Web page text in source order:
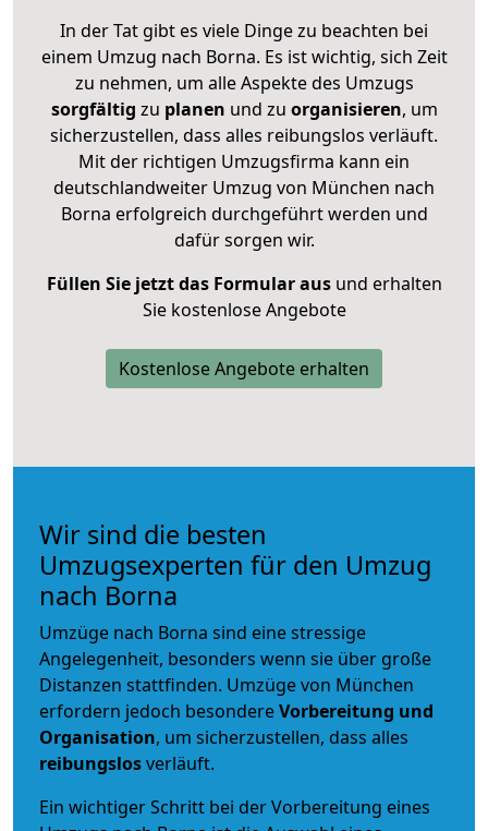
In der Tat gibt es viele Dinge zu beachten bei
einem Umzug nach Borna. Es ist wichtig, sich Zeit
zu nehmen, um alle Aspekte des Umzugs
sorgfältig zu planen und zu organisieren, um
sicherzustellen, dass alles reibungslos verläuft.
Mit der richtigen Umzugsfirma kann ein
deutschlandweiter Umzug von München nach
Borna erfolgreich durchgeführt werden und
dafür sorgen wir.
Füllen Sie jetzt das Formular ausund erhalten
Sie kostenlose Angebote
Kostenlose Angebote erhalten
Wir sind die besten
Umzugsexperten für den Umzug
nach Borna
Umzüge nach Borna sind eine stressige
Angelegenheit, besonders wenn sie über große
Distanzen stattfinden. Umzüge von München
erfordern jedoch besondereVorbereitung und
Organisation, um sicherzustellen, dass alles
reibungslosverläuft.
Ein wichtiger Schritt bei der Vorbereitung eines